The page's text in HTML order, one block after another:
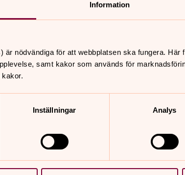
Information
är nödvändiga för att webbplatsen ska fungera.
samt kakor som används för
Inställningar Analys
och Neapolitanska
på ett varierat program där även
2025 hölls utomhus nere vid
väder även detta år. Kläder efter
Jan Bengtson. En blandad
Länna församling